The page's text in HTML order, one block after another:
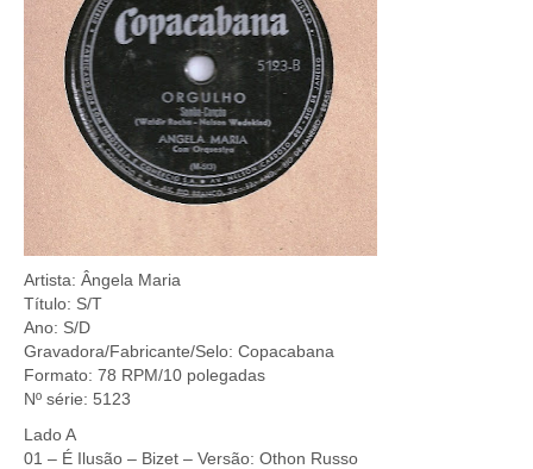
Artista: Ângela Maria
Título: S/T
Ano: S/D
Gravadora/Fabricante/Selo: Copacabana
Formato: 78 RPM/10 polegadas
Nº série: 5123
Lado A
01 – É Ilusão – Bizet – Versão: Othon Russo